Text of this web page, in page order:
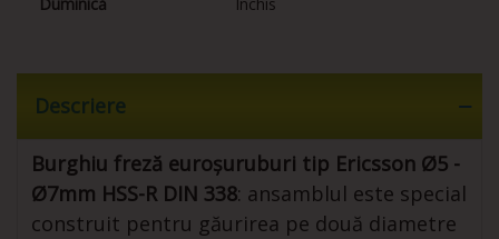
Duminică
Închis
Descriere
Burghiu freză euroșuruburi tip Ericsson Ø5 -
Ø7mm HSS-R DIN 338: ansamblul este special
construit pentru găurirea pe două diametre